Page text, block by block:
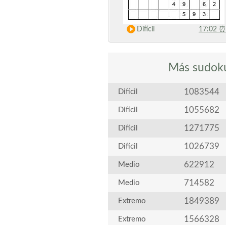
Difícil 17:02 ⏰
Más
Difícil 1083544
Difícil 1055682
Difícil 1271775
Difícil 1026739
Medio 622912
Medio 714582
Extremo 1849389
Extremo 1566328